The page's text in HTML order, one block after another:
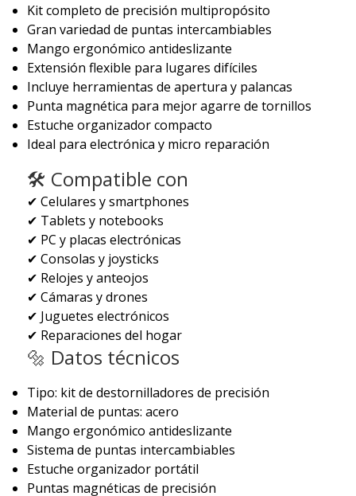
Kit completo de precisión multipropósito
Gran variedad de puntas intercambiables
Mango ergonómico antideslizante
Extensión flexible para lugares difíciles
Incluye herramientas de apertura y palancas
Punta magnética para mejor agarre de tornillos
Estuche organizador compacto
Ideal para electrónica y micro reparación
🛠️ Compatible con
✔ Celulares y smartphones
✔ Tablets y notebooks
✔ PC y placas electrónicas
✔ Consolas y joysticks
✔ Relojes y anteojos
✔ Cámaras y drones
✔ Juguetes electrónicos
✔ Reparaciones del hogar
🔩 Datos técnicos
Tipo: kit de destornilladores de precisión
Material de puntas: acero
Mango ergonómico antideslizante
Sistema de puntas intercambiables
Estuche organizador portátil
Puntas magnéticas de precisión